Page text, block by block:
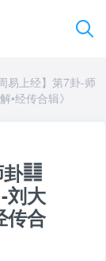
周易上经】第7卦-师
经传合辑》
卦䷆
刘大
传合